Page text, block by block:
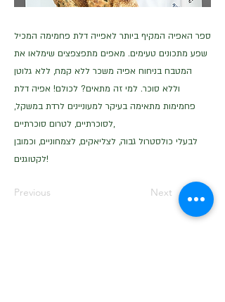
ספר האפיה המקיף ביותר לאפייה דלת פחמימה המכיל
שפע מתכונים טעימים. מאפים מתפצפצים שימלאו את
המטבח בניחוח אפיה משכר ללא קמח, ללא גלוטן
וללא סוכר. למי זה מתאים? לכולם! אפיה דלת
פחמימות מתאימה בעיקר למעוניינים לרדת במשקל,
לסוכרתיים, לטרום סוכרתיים,
לבעלי כולסטרול גבוה, לצליאקים, לצמחוניים, וכמובן
לקטוגנים!
Previous Next